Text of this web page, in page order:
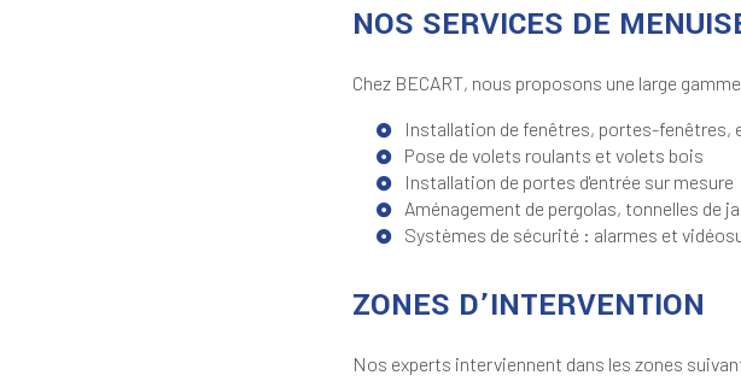
NOS SERVICES DE
Chez BECART, nous proposons une large
Installation de fenêtres, portes-fenêtres,
Pose de volets roulants et volets bois
Installation de portes d'entrée sur mesure
Aménagement de pergolas, tonnelles de
Systèmes de sécurité : alarmes et
ZONES D’INTERVENTION
Nos experts interviennent dans les zones